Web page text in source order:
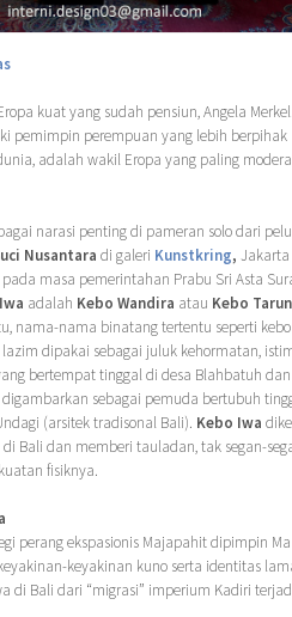
kuat yang sudah pensiun, Angela
pemimpin perempuan yang lebih berpihak
adalah wakil Eropa yang paling
narasi penting di pameran solo dari
Nusantara di galeri Kunstkring, Jakarta
masa pemerintahan Prabu Sri Asta
adalah Kebo Wandira atau Kebo
nama-nama binatang tertentu seperti
dipakai sebagai juluk kehormatan,
bertempat tinggal di desa Blahbatuh
sebagai pemuda bertubuh
(arsitek tradisonal Bali). Kebo Iwa
Bali dan memberi tauladan, tak segan-
fisiknya.
perang ekspasionis Majapahit dipimpin
keyakinan kuno serta identitas
di Bali dari “migrasi” imperium Kadiri